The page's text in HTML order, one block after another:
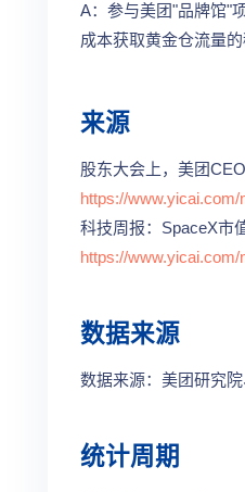
A：参与美团"品牌馆"
成本获取黄金仓流量的
来源
股东大会上，美团
https://
科技周报：SpaceX市
https://
数据来源
数据来源：美团研究
统计周期